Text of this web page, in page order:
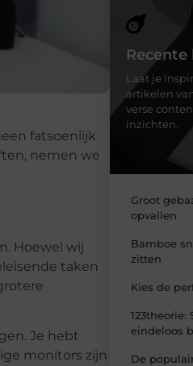
fatsoenlijk
nemen we
Hoewel wij
taken
Je hebt
monitors zijn
Laat je
artikelen
verse
inzichten.
Groot
opvallen
Bamboe
zitten
Kies de
eindeloos
De